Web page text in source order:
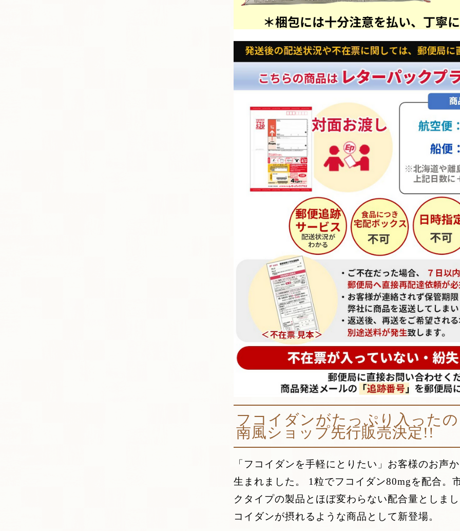
フコイダンがたっぷり入った
南風ショップ先行販売決定!!
「フコイダンを手軽にとりたい」お客様のお声
生まれました。 1粒でフコイダン80mgを配合。
クタイプの製品とほぼ変わらない配合量としま
コイダンが摂れるような商品として新登場。